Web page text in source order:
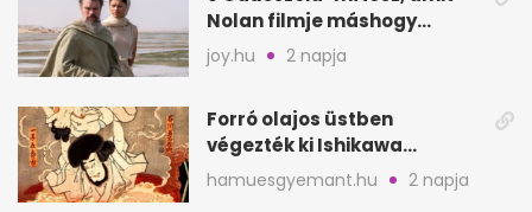
Nolan filmje máshogy
mutat, mint Homérosz
joy.hu 2 napja
Forró olajos üstben
végezték ki Ishikawa
Goemont, Japán Robin
Hoodját
hamuesgyemant.hu 2 napja